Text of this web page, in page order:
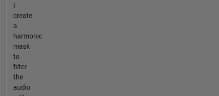
I
create
a
harmonic
mask
to
filter
the
audio